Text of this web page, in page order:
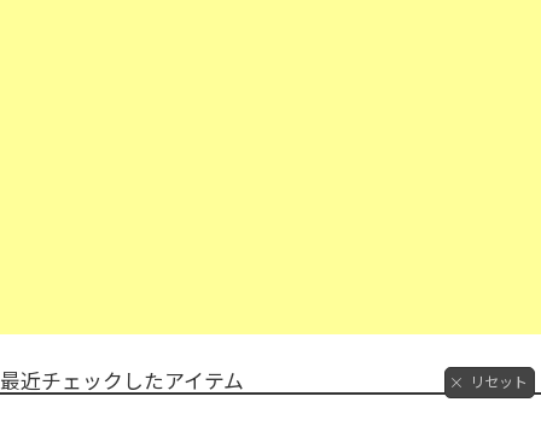
最近チェックしたアイテム リセット